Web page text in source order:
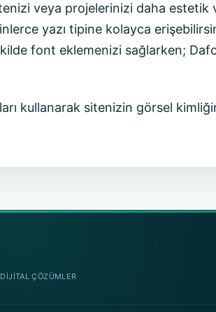
veya projelerinizi daha estetik
yazı tipine kolayca
font eklemenizi sağlarken;
kullanarak sitenizin görsel
ÇÖZÜMLER